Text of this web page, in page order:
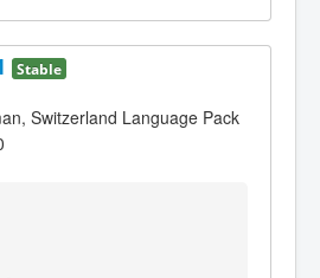
Stable
Switzerland Language Pack